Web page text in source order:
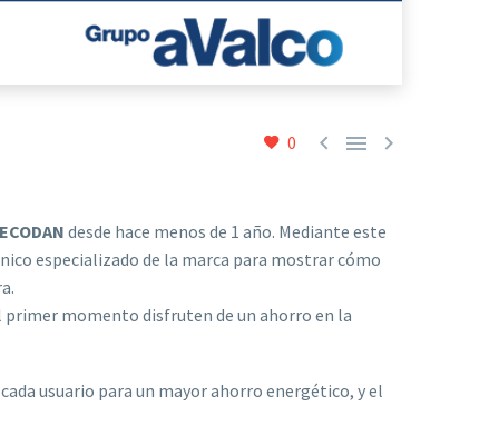
0   
desde hace menos de 1 año. Mediante este
especializado de la marca para mostrar cómo
primer momento disfruten de un ahorro en la
usuario para un mayor ahorro energético, y el